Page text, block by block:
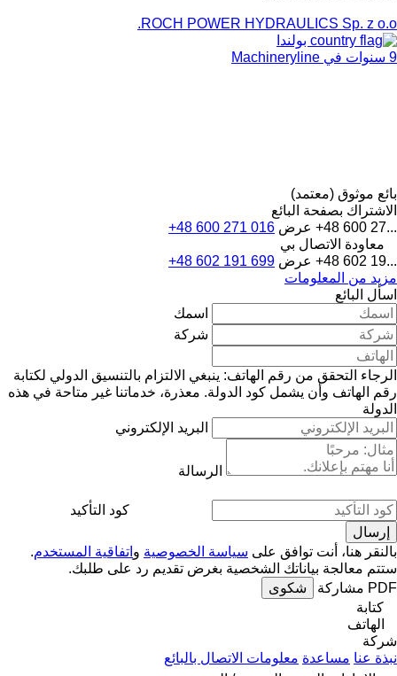
ROCH POWER HYDRAULICS Sp. z o.o.
بولندا
9 سنوات في Machineryline
بائع موثوق (معتمد)
الاشتراك بصفحة البائع
+48 600 27... عرض +48 600 271 016
معاودة الاتصال بي
+48 602 19... عرض +48 602 191 699
مزيد من المعلومات
اسأل البائع
اسمك
شركة
الرجاء التحقق من رقم الهاتف: ينبغي الالتزام بالتنسيق الدولي لكتابة
رقم الهاتف وأن يشمل كود الدولة. معذرة، خدماتنا غير متاحة في هذه
الدولة
البريد الإلكتروني
الرسالة
كود التأكيد
بالنقر هنا، أنت توافق على سياسة الخصوصية و اتفاقية المستخدم.
ستتم معالجة بياناتك الشخصية بغرض تقديم رد على طلبك.
PDF مشاركة
شكوى
كتابة
الهاتف
شركة
نبذة عنا مساعدة معلومات الاتصال بالبائع